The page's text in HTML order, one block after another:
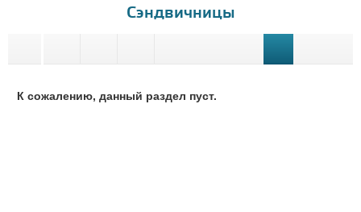
Сэндвичницы
К сожалению, данный раздел пуст.